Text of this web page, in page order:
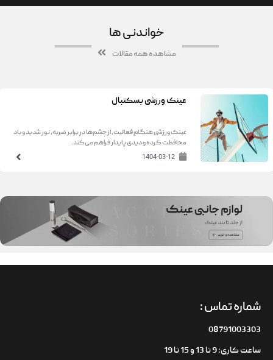
خواندنی ها
مشاهده همه مقالات
عینک ورزشی بسکتبال
عینک ورزشی هنگام فعالیت، از چشم‌ها در برابر ضربه، نور شدید و باد
محافظت کرده و دیدی پایدار فراهم می‌کند.
1404-03-12
شماره تماس :
08791003303
ساعت کاری: 9 تا 13 و 15 تا 19